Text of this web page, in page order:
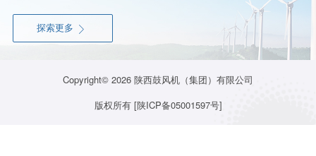
探索更多 
Copyright© 2026 陕西鼓风机（集团）有限公司
版权所有 [陕ICP备05001597号]